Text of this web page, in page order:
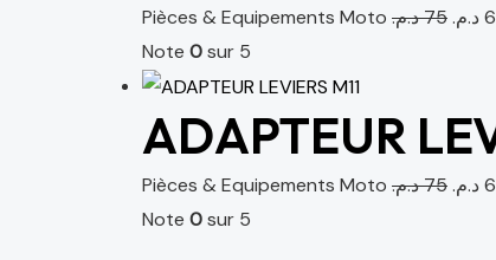
Pièces & Equipements Moto 75د.م. د.م.
Note 0sur 5
ADAPTEUR
Pièces & Equipements Moto 75د.م. د.م.
Note 0sur 5